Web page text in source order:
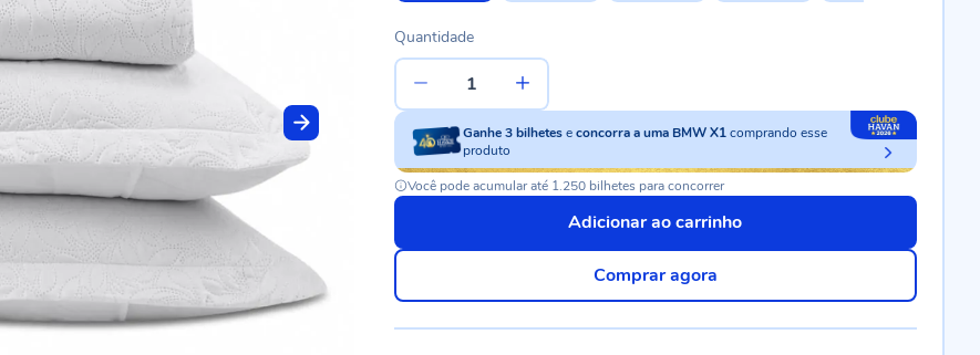
Quantidade
Ganhe3 bilhetes econcorra a uma BMW X1comprando esse
produto
Você pode acumular até 1.250 bilhetes para concorrer
Adicionar ao carrinho
Comprar agora